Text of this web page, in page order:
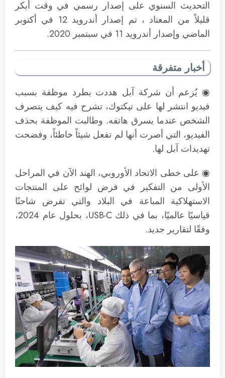
التحديث السنوي على إصدار رسمي في وقت أبكر
قليلاً من المعتاد ، تم إصدار أندرويد 12 في أكتوبر
الماضي وإصدار أندرويد 11 في سبتمبر 2020.
أخبار متفرقة
◉ يُزعم أن شركة آبل هددت بطرد موظفة بسبب
فيديو انتشر لها على تيكتوك، تشرح فيه كيف يتصرف
الشخص عندما يسرق هاتفه. وطالبت الموظفة بحذف
الفيديو، التي أصرت أنها لم تفعل شيئاً خاطئاً، وفضحت
تهديدات آبل لها.
◉ على خطى الاتحاد الأوروبي، الهند الآن في المراحل
الأولى من التفكير في فرض لوائح على المنتجات
الاستهلاكية المباعة في البلاد والتي تفرض شاحنًا
قياسيًا عالميًا، بما في ذلك USB-C، بحلول عام 2024،
وفقًا لتقارير جديد.